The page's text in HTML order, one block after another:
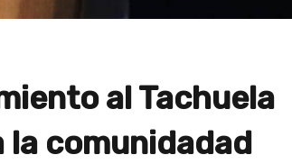
al Tachuela
la comunidadad